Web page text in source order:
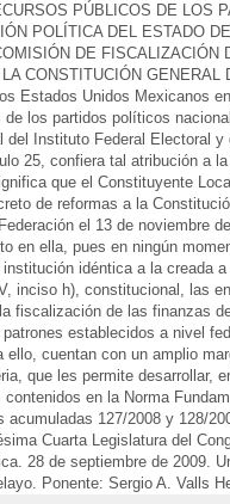
PÚBLICOS DE LOS
POLÍTICA DEL ESTADO
DE FISCALIZACIÓN
CONSTITUCIÓN
Estados Unidos Mexicanos
los partidos políticos
del Instituto Federal Electoral
25, confiera tal atribución a
que el Constituyente
de reformas a la
el 13 de noviembre
en ella, pues en ningún
idéntica a la creada
inciso h), constitucional, las
fiscalización de las finanzas
establecidos a nivel
cuentan con un amplio
que les permite desarrollar,
en la Norma
127/2008 y 128/
Cuarta Legislatura del
28 de septiembre de 2009.
Ponente: Sergio A. Valls